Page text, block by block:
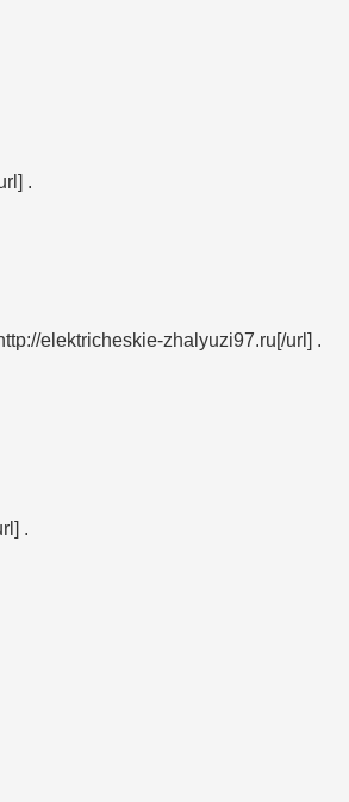
.
elektricheskie-zhalyuzi97.ru[/url] .
.